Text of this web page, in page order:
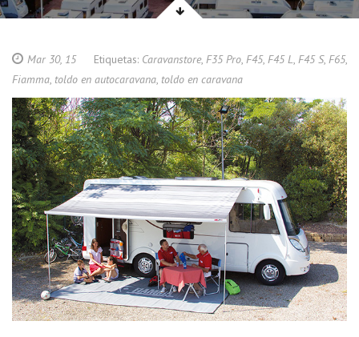
Mar 30, 15Etiquetas: Caravanstore, F35 Pro, F45, F45 L, F45 S, F65,
Fiamma, toldo en autocaravana, toldo en caravana